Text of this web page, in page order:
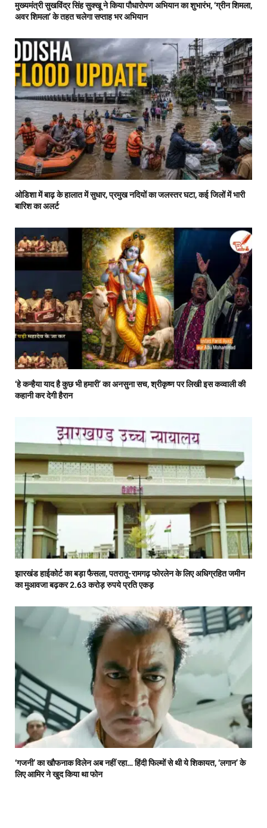
मुख्यमंत्री सुखविंद्र सिंह सुक्खू ने किया पौधारोपण अभियान का शुभारंभ, ‘ग्रीन शिमला,
अवर शिमला’ के तहत चलेगा सप्ताह भर अभियान
ओडिशा में बाढ़ के हालात में सुधार, प्रमुख नदियों का जलस्तर घटा, कई जिलों में भारी
बारिश का अलर्ट
‘हे कन्हैया याद है कुछ भी हमारी’ का अनसुना सच, श्रीकृष्ण पर लिखी इस कव्वाली की
कहानी कर देगी हैरान
झारखंड हाईकोर्ट का बड़ा फैसला, पतरातू-रामगढ़ फोरलेन के लिए अधिग्रहित जमीन
का मुआवजा बढ़कर 2.63 करोड़ रुपये प्रति एकड़
‘गजनी’ का खौफनाक विलेन अब नहीं रहा… हिंदी फिल्मों से थी ये शिकायत, ‘लगान’ के
लिए आमिर ने खुद किया था फोन